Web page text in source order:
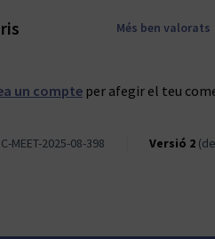
Més ben valorats
un compte per afegir el teu
MEET-2025-08-398 Versió 2